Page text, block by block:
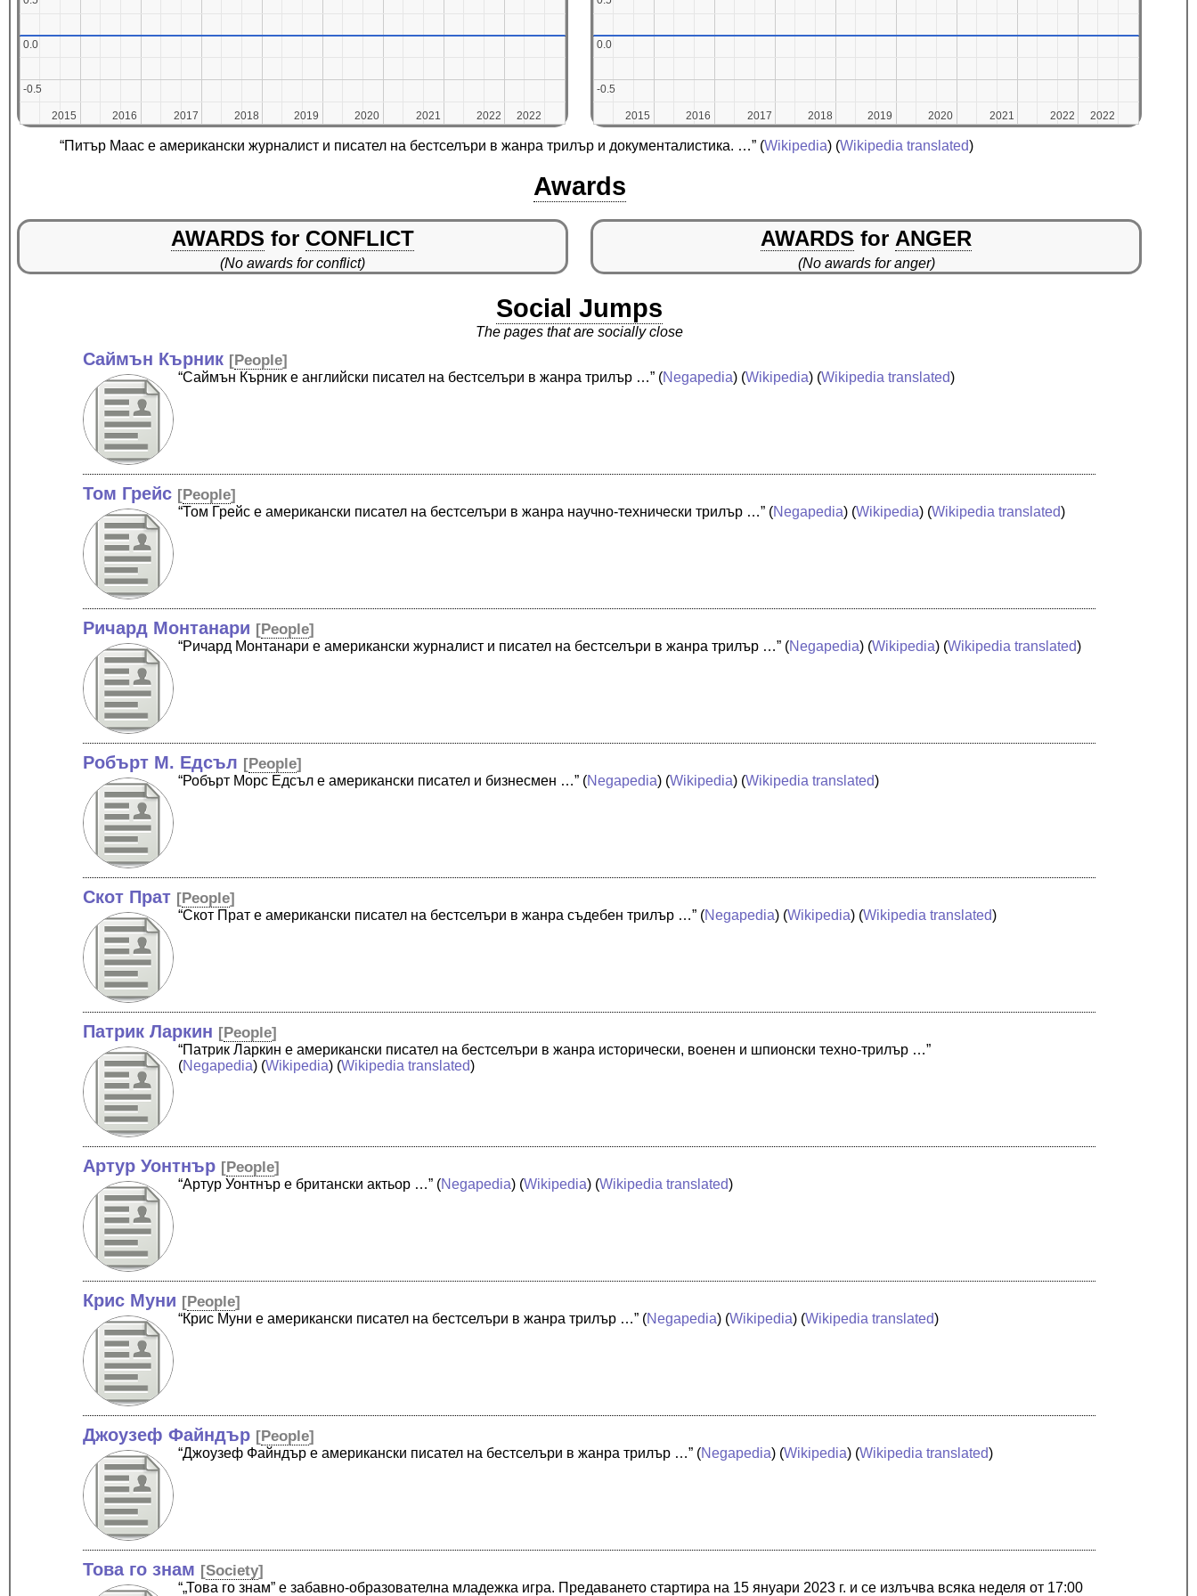
2015
2015 2016
2016 2017
2017 2018
2018 2019
2019 2020
2020 2021
2021 2022
2022 2022
2022
-0.5
-0.5
0.0
0.0
2015
2015 2016
2016 2017
2017 2018
2018 2019
2019 2020
2020 2021
2021 2022
2022 2022
2022
-0.5
-0.5
0.0
0.0
“Питър Маас е американски журналист и писател на бестселъри в жанра трилър и документалистика. …” (Wikipedia) (Wikipedia translated)
Awards
AWARDS for CONFLICT
(No awards for conflict)
AWARDS for ANGER
(No awards for anger)
Social Jumps
The pages that are socially close
Саймън Кърник [People]
“Саймън Кърник е английски писател на бестселъри в жанра трилър …” (Negapedia) (Wikipedia) (Wikipedia translated)
Том Грейс [People]
“Том Грейс е американски писател на бестселъри в жанра научно-технически трилър …” (Negapedia) (Wikipedia) (Wikipedia translated)
Ричард Монтанари [People]
“Ричард Монтанари е американски журналист и писател на бестселъри в жанра трилър …” (Negapedia) (Wikipedia) (Wikipedia translated)
Робърт М. Едсъл [People]
“Робърт Морс Едсъл е американски писател и бизнесмен …” (Negapedia) (Wikipedia) (Wikipedia translated)
Скот Прат [People]
“Скот Прат е американски писател на бестселъри в жанра съдебен трилър …” (Negapedia) (Wikipedia) (Wikipedia translated)
Патрик Ларкин [People]
“Патрик Ларкин е американски писател на бестселъри в жанра исторически, военен и шпионски техно-трилър …”
(Negapedia) (Wikipedia) (Wikipedia translated)
Артур Уонтнър [People]
“Артур Уонтнър е британски актьор …” (Negapedia) (Wikipedia) (Wikipedia translated)
Крис Муни [People]
“Крис Муни е американски писател на бестселъри в жанра трилър …” (Negapedia) (Wikipedia) (Wikipedia translated)
Джоузеф Файндър [People]
“Джоузеф Файндър е американски писател на бестселъри в жанра трилър …” (Negapedia) (Wikipedia) (Wikipedia translated)
Това го знам [Society]
“„Това го знам” е забавно-образователна младежка игра. Предаването стартира на 15 януари 2023 г. и се излъчва всяка неделя от 17:00